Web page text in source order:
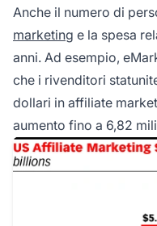
Anche il numero di
marketing e la spesa
anni. Ad esempio,
che i rivenditori
dollari in affiliate
aumento fino a 6,82